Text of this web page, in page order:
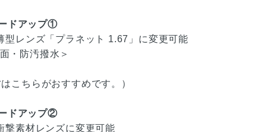
ドアップ①
型レンズ「プラネット 1.67」に変更可能
・防汚撥水＞
こちらがおすすめです。）
ドアップ②
撃素材レンズに変更可能